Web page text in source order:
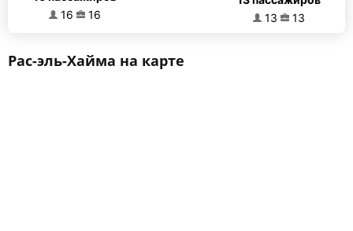
16
16
13
13
Рас-эль-Хайма на карте